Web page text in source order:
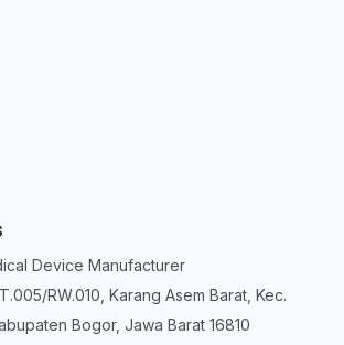
Device Manufacturer
RW.010, Karang Asem Barat, Kec.
Bogor, Jawa Barat 16810